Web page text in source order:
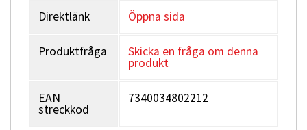
Direktlänk Öppna sida
Produktfråga Skicka en fråga om denna
produkt
EAN
streckkod
7340034802212